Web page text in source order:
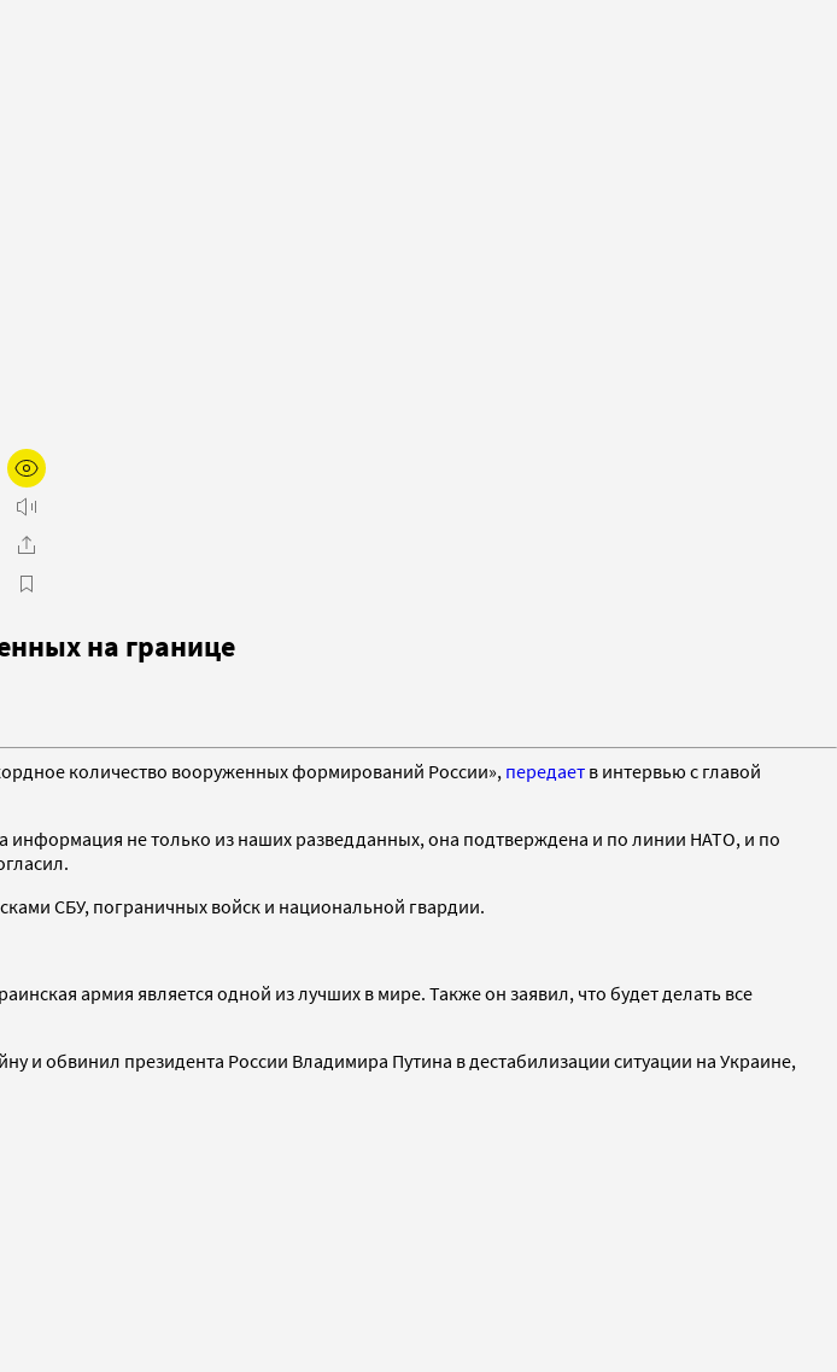
на границе
количество вооруженных формирований России», передает в интервью с главой
не только из наших разведданных, она подтверждена и по линии НАТО, и по
СБУ, пограничных войск и национальной гвардии.
армия является одной из лучших в мире. Также он заявил, что будет делать все
и обвинил президента России Владимира Путина в дестабилизации ситуации на Украине,